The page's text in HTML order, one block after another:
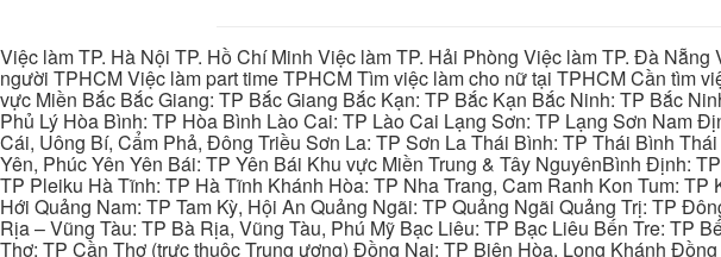
Việc làm TP. Hà Nội TP. Hồ Chí Minh Việc làm TP. Hải Phòng Việc làm TP. Đà
người TPHCM Việc làm part time TPHCM Tìm việc làm cho nữ tại TPHCM Cần tìm
vực Miền Bắc Bắc Giang: TP Bắc Giang Bắc Kạn: TP Bắc Kạn Bắc Ninh: TP Bắc
Phủ Lý Hòa Bình: TP Hòa Bình Lào Cai: TP Lào Cai Lạng Sơn: TP Lạng Sơn Nam
Cái, Uông Bí, Cẩm Phả, Đông Triều Sơn La: TP Sơn La Thái Bình: TP Thái Bình
Yên, Phúc Yên Yên Bái: TP Yên Bái Khu vực Miền Trung & Tây NguyênBình Định:
TP Pleiku Hà Tĩnh: TP Hà Tĩnh Khánh Hòa: TP Nha Trang, Cam Ranh Kon Tum:
Hới Quảng Nam: TP Tam Kỳ, Hội An Quảng Ngãi: TP Quảng Ngãi Quảng Trị: TP
Rịa – Vũng Tàu: TP Bà Rịa, Vũng Tàu, Phú Mỹ Bạc Liêu: TP Bạc Liêu Bến Tre: TP
Thơ: TP Cần Thơ (trực thuộc Trung ương) Đồng Nai: TP Biên Hòa, Long Khánh